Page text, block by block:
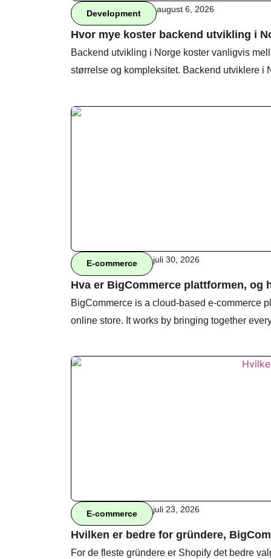
Development august 6, 2026
Hvor mye koster backend utvikling i
Backend utvikling i Norge koster vanligvis
størrelse og kompleksitet. Backend utviklere i
E-commerce juli 30, 2026
Hva er BigCommerce plattformen, og
BigCommerce is a cloud-based e-commerce
online store. It works by bringing together
E-commerce juli 23, 2026
Hvilken er bedre for gründere,
For de fleste gründere er Shopify det bedre